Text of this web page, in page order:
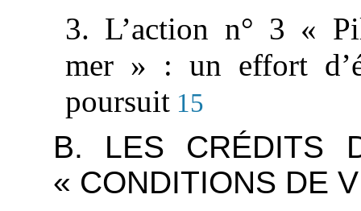
3. L’action n° 3 «
mer » : un effort
poursuit15
B. LES CRÉDITS
« CONDITIONS DE